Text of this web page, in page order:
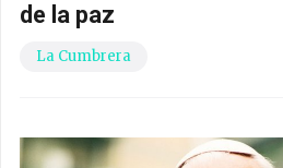
de la paz
La Cumbrera